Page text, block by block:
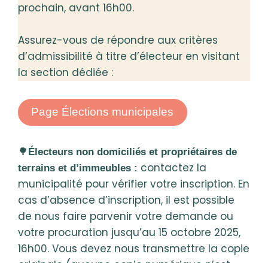
prochain, avant 16h00.
Assurez-vous de répondre aux critères
d’admissibilité à titre d’électeur en visitant
la section dédiée :
Page Élections municipales
🌳 Électeurs non domiciliés et propriétaires de
terrains et d’immeubles : contactez la
municipalité pour vérifier votre inscription. En
cas d’absence d’inscription, il est possible
de nous faire parvenir votre demande ou
votre procuration jusqu’au 15 octobre 2025,
16h00. Vous devez nous transmettre la copie